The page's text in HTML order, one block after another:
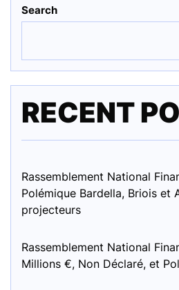
Search
RECENT
Rassemblement National
Polémique Bardella, Briois et
projecteurs
Rassemblement National
Millions €, Non Déclaré, et